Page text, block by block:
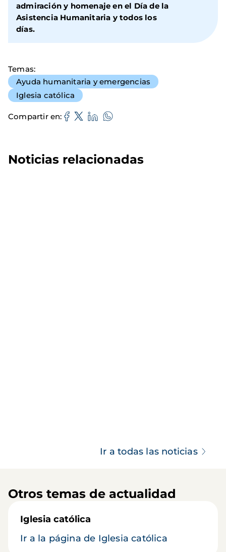
admiración y homenaje en el Día de la
Asistencia Humanitaria y todos los
días.
Temas
Ayuda humanitaria y emergencias
Iglesia católica
Compartir en
Noticias relacionadas
Ir a todas las noticias
Otros temas de actualidad
Iglesia católica
Ir a la página de Iglesia católica